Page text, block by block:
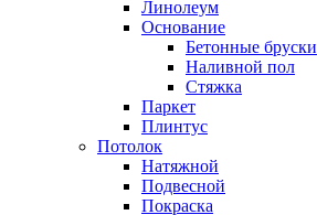
Линолеум
Основание
Бетонные бруски
Наливной пол
Стяжка
Паркет
Плинтус
Потолок
Натяжной
Подвесной
Покраска